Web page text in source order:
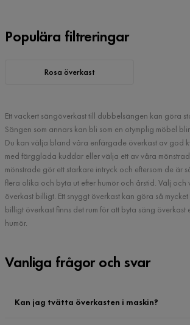
Populära filtreringar
Rosa överkast
Ett vackert sängöverkast till dubbelsängen kan göra
Sängen som annars kan bli som en otymplig möbel
Du kan välja bland våra enfärgade överkast av god
med färgglada kuddar eller välja ett av våra
mönstrade gör ett starkare intryck och eftersom de är
flera olika och byta ut efter humör och årstid. Välj
överkast billigt. Ett snyggt överkast kan göra så
billigt överkast finns det rum för att byta säng överkast
humör.
Vanliga frågor och svar
Kan jag tvätta överkasten i maskin?